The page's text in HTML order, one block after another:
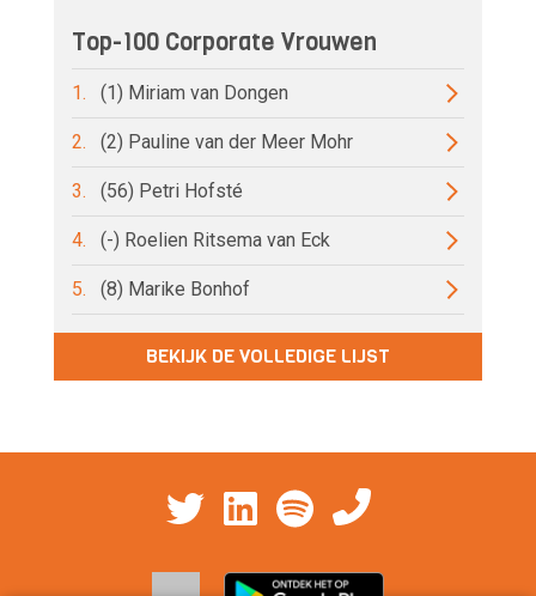
Top-100 Corporate Vrouwen
1. (1) Miriam van Dongen
2. (2) Pauline van der Meer Mohr
3. (56) Petri Hofsté
4. (-) Roelien Ritsema van Eck
5. (8) Marike Bonhof
BEKIJK DE VOLLEDIGE LIJST